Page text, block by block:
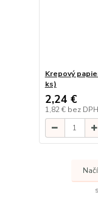
Krepový
ks)
2,24 €
1,82 € bez DPH